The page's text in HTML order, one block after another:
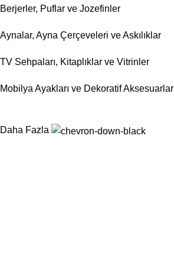
Berjerler, Puflar ve Jozefinler
Aynalar, Ayna Çerçeveleri ve Askılıklar
TV Sehpaları, Kitaplıklar ve Vitrinler
Mobilya Ayakları ve Dekoratif Aksesuarlar
Daha Fazla